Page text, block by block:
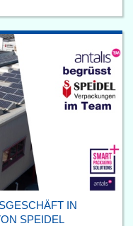
IN
SPEIDEL